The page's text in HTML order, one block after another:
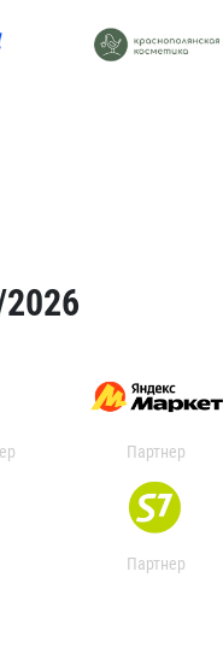
Партнер
Партнер